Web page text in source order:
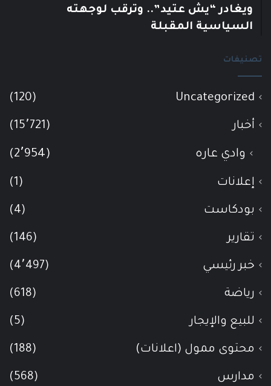
ويغادر “يش عتيد”.. وترقب لوجهته
السياسية المقبلة
تصنيفات
Uncategorized
(120)
أخبار (15٬721)
وادي عاره (2٬954)
إعلانات (1)
بودكاست (4)
تقارير (146)
خبر رئيسي (4٬497)
رياضة (618)
للبيع والإيجار (5)
محتوى ممول (اعلانات) (188)
مدارس (568)